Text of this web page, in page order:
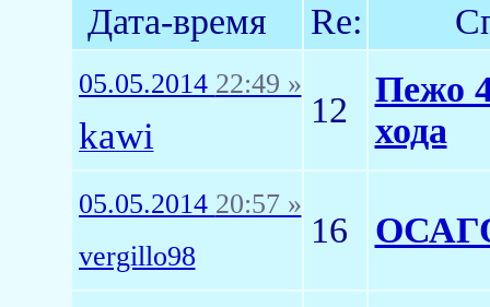
Дата-время Re:
05.05.2014 22:49 »
kawi
12
Пежо
хода
05.05.2014 20:57 »
vergillo98
16